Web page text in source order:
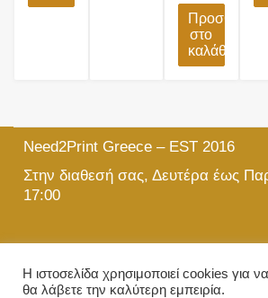
Προσθήκη
στο
καλάθι
Need2Print Greece – EST 2016
Στην διαθεσή σας, Δευτέρα έως
17:00
215 501 5903
info@need2print.gr
Η ιστοσελίδα χρησιμοποιεί cookies για
θα λάβετε την καλύτερη εμπειρία.